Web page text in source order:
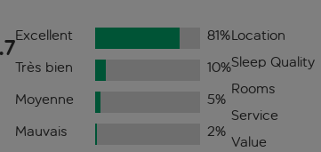
Excellent 81%
Très bien
10%
Moyenne
5%
Mauvais
2%
Location
Sleep Quality
Rooms
Service
Value